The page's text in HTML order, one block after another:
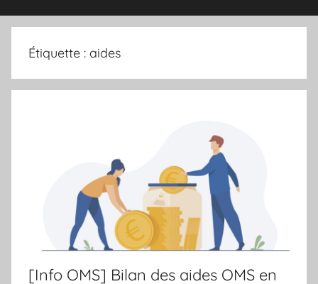
le
magazine
sportifs
Étiquette : aides
[Info OMS] Bilan des aides OMS en